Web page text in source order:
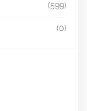
(599)
(0)